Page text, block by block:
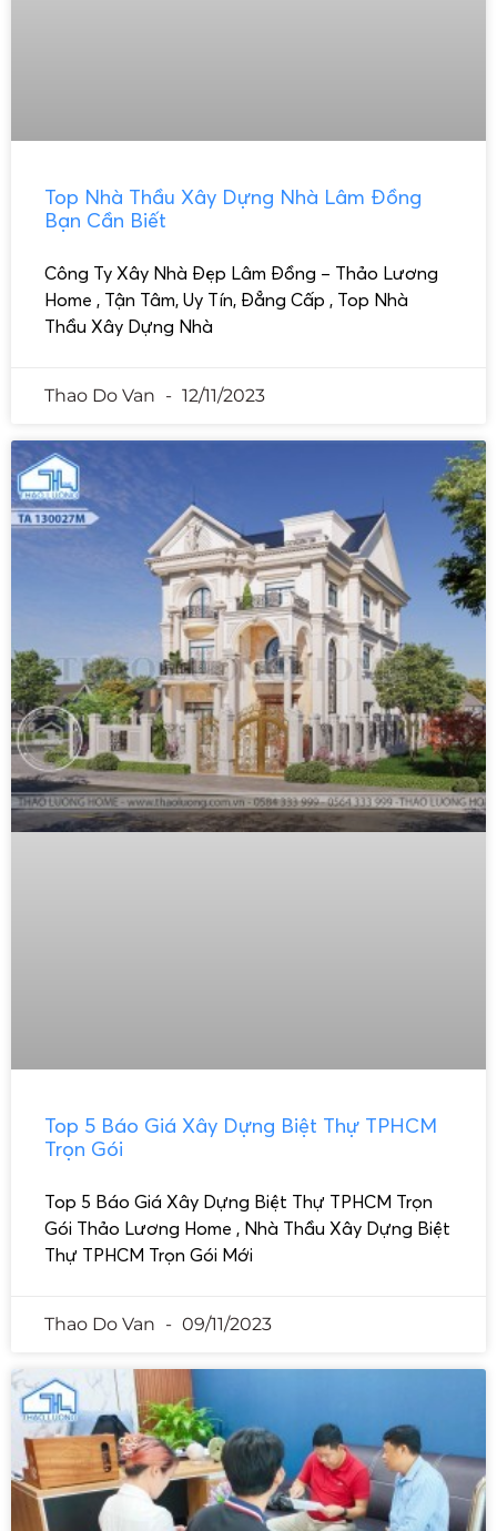
Top Nhà Thầu Xây Dựng Nhà Lâm Đồng
Bạn Cần Biết
Công Ty Xây Nhà Đẹp Lâm Đồng – Thảo Lương
Home , Tận Tâm, Uy Tín, Đẳng Cấp , Top Nhà
Thầu Xây Dựng Nhà
Thao Do Van 12/11/2023
Top 5 Báo Giá Xây Dựng Biệt Thự TPHCM
Trọn Gói
Top 5 Báo Giá Xây Dựng Biệt Thự TPHCM Trọn
Gói Thảo Lương Home , Nhà Thầu Xây Dựng Biệt
Thự TPHCM Trọn Gói Mới
Thao Do Van 09/11/2023